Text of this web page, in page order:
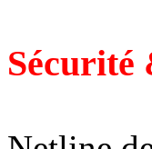
Sécurité